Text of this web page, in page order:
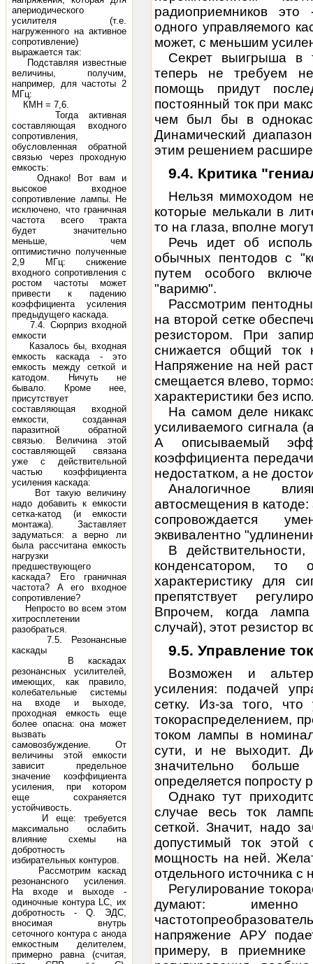
апериодического
усилителя (т.е.
нагруженного на активное
сопротивление)
выражается так:
Подставляя известные
величины, получим,
например, для частоты 2
МГц:
КМН = 7,6.
Тогда активная
составляющая входного
сопротивления,
обусловленная обратной
связью через проходную
емкость:
Однако! Вот вам и
высокое входное
сопротивление лампы. Не
исключено, что граничная
частота всего тракта
будет значительно
меньше, чем
оптимистично полученные
2,9 МГц: снижение
входного сопротивления с
ростом частоты может
привести к падению
коэффициента усиления
предыдущего каскада.
7.4. Сюрприз входной
емкости
Казалось бы, входная
емкость каскада - это
емкость между сеткой и
катодом. Ничуть не
бывало. Кроме нее,
присутствует
составляющая входной
емкости, созданная
паразитной обратной
связью. Величина этой
составляющей связана
уже с действительной
частью коэффициента
усиления каскада:
Вот такую величину
надо добавить к емкости
сетка-катод (и емкости
монтажа). Заставляет
задуматься: а верно ли
была рассчитана емкость
нагрузки
предшествующего
каскада? Его граничная
частота? А его входное
сопротивление?
Непросто во всем этом
хитросплетении
разобраться.
7.5. Резонансные
каскады
В каскадах
резонансных усилителей,
имеющих, как правило,
колебательные системы
на входе и выходе,
проходная емкость еще
более опасна: она может
вызвать
самовозбуждение. От
величины этой емкости
зависит предельное
значение коэффициента
усиления, при котором
еще сохраняется
устойчивость.
И еще: требуется
максимально ослабить
влияние схемы на
добротность
избирательных контуров.
Рассмотрим каскад
резонансного усиления.
На входе и выходе -
одиночные контура LC, их
добротность - Q. ЭДС,
вносимая внутрь
сеточного контура с анода
емкостным делителем,
примерно равна (считая,
радиоприемников
одного управляемого
может, с меньшим
Секрет выигрыша в
теперь не требуем
помощь придут
постоянный токпри
чем был бы в
Динамический
этим решением
9.4. Критика
Нельзя мимоходом
которые мелькали в
то на глаза, вполне
Речь идет об
обычных пентодов с
путем особого
"варимю".
Рассмотрим
на второй сетке
резистором. При
снижаетсяобщий ток
Напряжение на ней
смещается влево,
характеристики без
На самом деле
усиливаемого сигнала
А описываемый
коэффициента
недостатком, а не
Аналогичное
автосмещения в
сопровождается
эквивалентно
В
конденсатором,
характеристику для
препятствует
Впрочем, когда
случай), этот резистор
9.5. Управление
Возможен и
усиления: подачей
сетку. Из-за того, что
токораспределением,
током лампы в
сути, и не выходит.
значительно
определяется попросту
Однако тут
случае весь ток
сеткой. Значит, надо
допустимый ток этой
мощность на ней.
отдельного источника
Регулирование
думают:
напряжение АРУ
примеру, в